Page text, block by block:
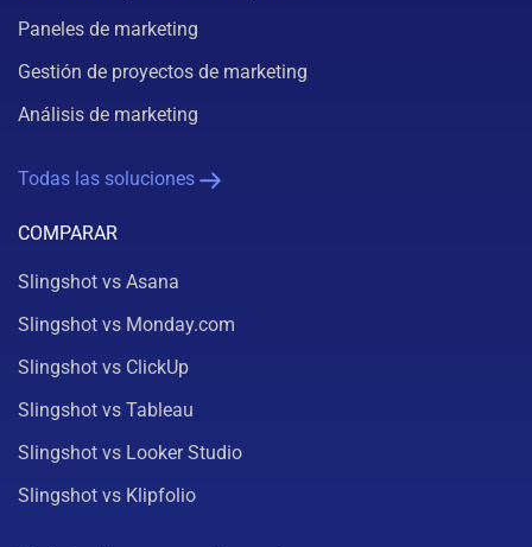
Paneles de marketing
Gestión de proyectos de marketing
Análisis de marketing
Todas las soluciones
COMPARAR
Slingshot vs Asana
Slingshot vs Monday.com
Slingshot vs ClickUp
Slingshot vs Tableau
Slingshot vs Looker Studio
Slingshot vs Klipfolio